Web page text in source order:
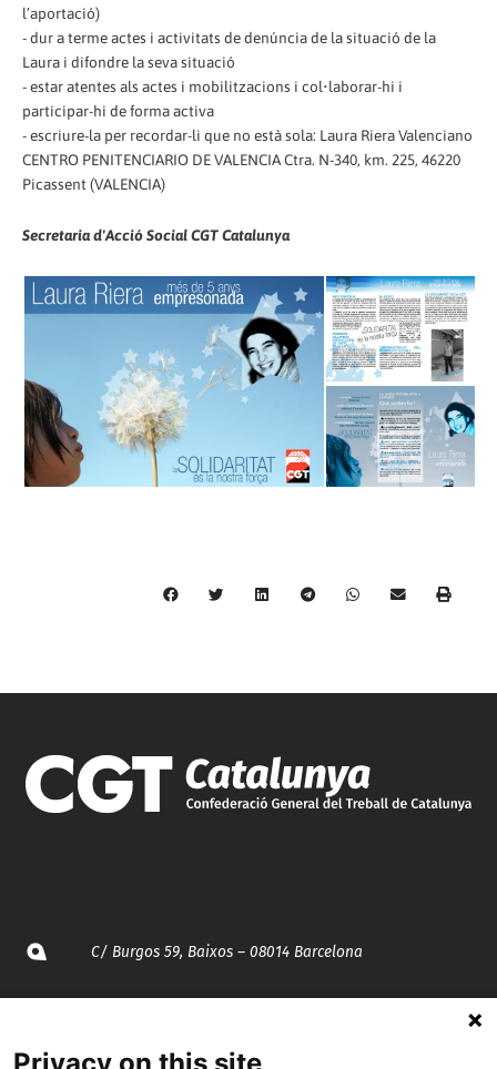
l’aportació)
- dur a terme actes i activitats de denúncia de la situació de la
Laura i difondre la seva situació
- estar atentes als actes i mobilitzacions i col•laborar-hi i
participar-hi de forma activa
- escriure-la per recordar-li que no està sola: Laura Riera Valenciano
CENTRO PENITENCIARIO DE VALENCIA Ctra. N-340, km. 225, 46220
Picassent (VALENCIA)
Secretaria d'Acció Social CGT Catalunya
C/ Burgos 59, Baixos – 08014 Barcelona
935 120 481